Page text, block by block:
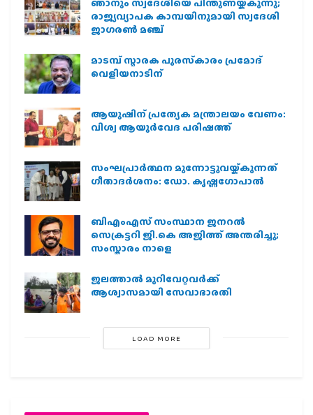
രാജ്യവ്യാപക കാമ്പയിനുമായി സ്വദേശി
ജാഗരണ്‍ മഞ്ച്
മാടമ്പ് സ്മാരക പുരസ്‌കാരം പ്രമോദ്
വെളിയനാടിന്
ആയുഷിന് പ്രത്യേക മന്ത്രാലയം വേണം:
വിശ്വ ആയുര്‍വേദ പരിഷത്ത്
സംഘപ്രാര്‍ത്ഥന മുന്നോട്ടുവയ്ക്കുന്നത്
ഗീതാദര്‍ശനം: ഡോ. കൃഷ്ണഗോപാല്‍
ബിഎംഎസ് സംസ്ഥാന ജനറൽ
സെക്രട്ടറി ജി.കെ അജിത്ത് അന്തരിച്ചു;
സംസ്കാരം നാളെ
ജലത്താല്‍ മുറിവേറ്റവര്‍ക്ക്
ആശ്വാസമായി സേവാഭാരതി
LOAD MORE